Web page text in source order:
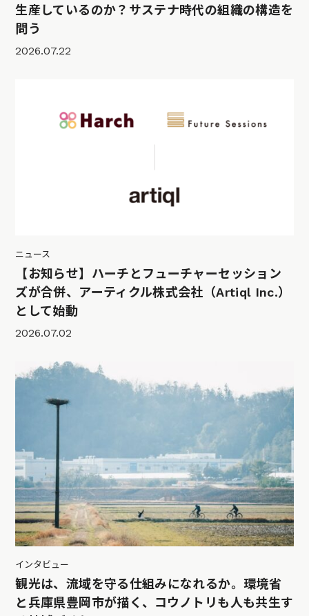
生産しているのか？サステナ時代の組織の構造を
問う
2026.07.22
ニュース
【お知らせ】ハーチとフューチャーセッション
ズが合併、アーティクル株式会社（Artiql Inc.）
として始動
2026.07.02
インタビュー
観光は、流域を守る仕組みになれるか。環境省
と兵庫県豊岡市が描く、コウノトリも人も共生す